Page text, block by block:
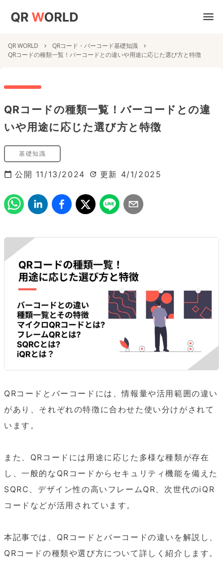
QR WORLD
QRコード・バーコード基礎知識
QRコードの種類一覧！バーコードとの違いや用途に応じた選び方と特徴
QRコードの種類一覧！バーコードとの違
いや用途に応じた選び方と特徴
基礎知識
公開 11/13/2024 更新 4/1/2025
QRコードとバーコードには、情報量や活用範囲の違い
があり、それぞれの特徴に合わせた使い分けがされて
います。
また、QRコードには用途に応じた多様な種類が存在
し、一般的なQRコードからセキュリティ機能を備えた
SQRC、デザイン性の高いフレームQR、次世代のiQR
コードなどが活用されています。
本記事では、QRコードとバーコードの違いを解説し、
QRコードの種類や選び方について詳しく紹介します。